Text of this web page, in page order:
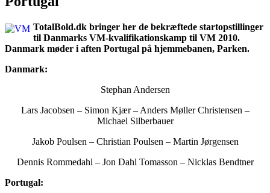
TotalBold.dk bringer her de bekræftede startopstillinger
til Danmarks VM-kvalifikationskamp til VM 2010.
Danmark møder i aften Portugal på hjemmebanen, Parken.
Danmark:
Stephan Andersen
Lars Jacobsen – Simon Kjær – Anders Møller Christensen –
Michael Silberbauer
Jakob Poulsen – Christian Poulsen – Martin Jørgensen
Dennis Rommedahl – Jon Dahl Tomasson – Nicklas Bendtner
Portugal: